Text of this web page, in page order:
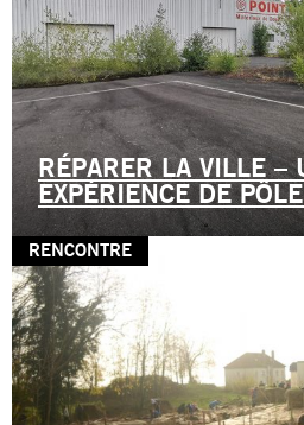
RÉPARER LA VILLE –
EXPÉRIENCE DE
RENCONTRE